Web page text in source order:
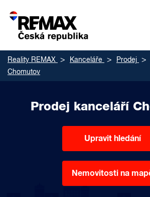
Reality REMAX Kanceláře Prodej
Chomutov
Prodej kanceláří
Upravit hledání
Nemovitosti na